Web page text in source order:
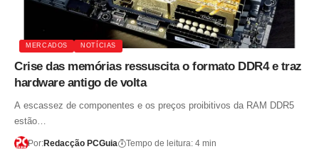
MERCADOS NOTÍCIAS
Crise das memórias ressuscita o formato DDR4 e traz
hardware antigo de volta
A escassez de componentes e os preços proibitivos da RAM DDR5
estão…
Por:Redacção PCGuia Tempo de leitura: 4 min